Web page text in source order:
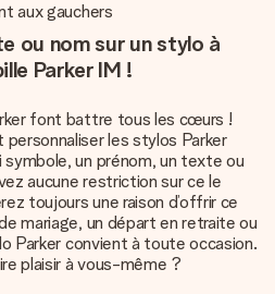
aux gauchers
ou nom sur un stylo à
Parker IM !
font battre tous les cœurs !
les stylos Parker
un prénom, un texte ou
aucune restriction sur ce le
toujours une raison d’offrir ce
mariage, un départ en retraite ou
Parker convient à toute occasion.
plaisir à vous-même ?